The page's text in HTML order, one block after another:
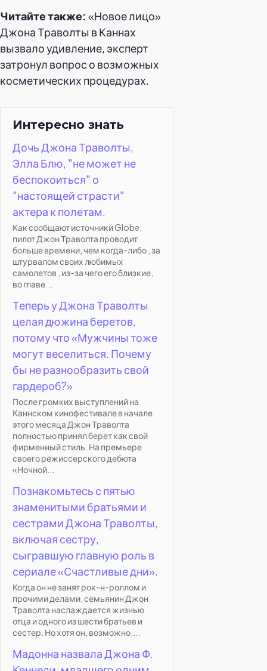
Читайте также: «Новое лицо»
Джона Траволты в Каннах
вызвало удивление, эксперт
затронул вопрос о возможных
косметических процедурах.
Интересно знать
Дочь Джона Траволты,
Элла Блю, "не может не
беспокоиться" о
"настоящей страсти"
актера к полетам.
Как сообщают источники Globe,
пилот Джон Траволта проводит
больше времени, чем когда-либо , за
штурвалом своих любимых
самолетов , из-за чего его близкие,
во главе...
Теперь у Джона Траволты
целая дюжина беретов,
потому что «Мужчины тоже
могут веселиться. Почему
бы не разнообразить свой
гардероб?»
После громких выступлений на
Каннском кинофестивале в начале
этого месяца Джон Траволта
полностью принял берет как свой
фирменный стиль. На премьере
своего режиссерского дебюта
«Ночной...
Познакомьтесь с пятью
знаменитыми братьями и
сестрами Джона Траволты,
включая сестру,
сыгравшую главную роль в
сериале «Счастливые дни».
Когда он не занят рок-н-роллом и
прочими делами, семьянин Джон
Траволта наслаждается жизнью
отца и одного из шести братьев и
сестер. Но хотя он, возможно,...
Мадонна назвала Джона Ф.